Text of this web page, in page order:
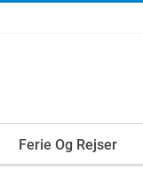
Ferie Og Rejser